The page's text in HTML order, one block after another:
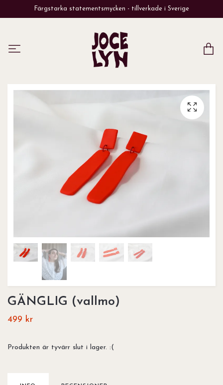
Färgstarka statementsmycken - tillverkade i Sverige
GÄNGLIG (vallmo)
499 kr
Produkten är tyvärr slut i lager. :(